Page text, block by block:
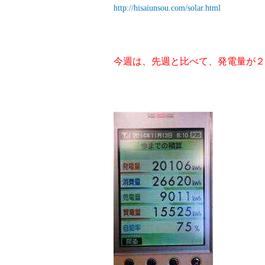
http://hisaiunsou.com/solar.html
今週は、先週と比べて、発電量が